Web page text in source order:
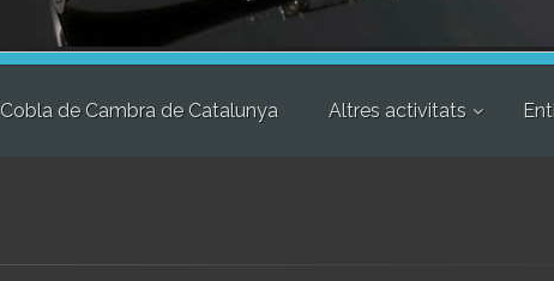
Cobla de Cambra de Catalunya Altres activitats